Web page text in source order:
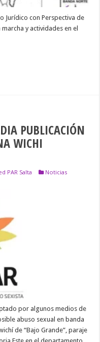
Jurídico con Perspectiva de
y actividades en el
PUBLICACIÓN
WICHI
PAR Salta
Noticias
por algunos medios de
abuso sexual en banda
de “Bajo Grande”, paraje